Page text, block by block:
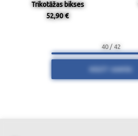
Trikotāžas bikses
52,90 €
40 / 42